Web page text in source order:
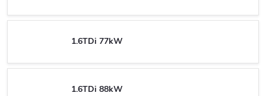
1.6TDi 77kW
1.6TDi 88kW